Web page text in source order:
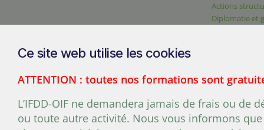
Actions
Diplomatie et
200, chemin Sainte-Foy,
Ce site web utilise les cookies
ATTENTION : toutes nos formations sont
L’IFDD-OIF ne demandera jamais de frais ou
ou toute autre activité. Nous vous informons